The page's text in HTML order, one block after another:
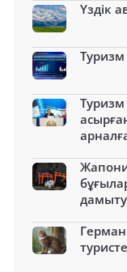
Үздік
Туризм
Туризм